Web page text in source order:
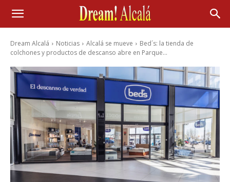
Dream Alcalá Noticias Alcalá se mueve
Bed´s: la tienda de
colchones y productos de descanso abre en Parque...